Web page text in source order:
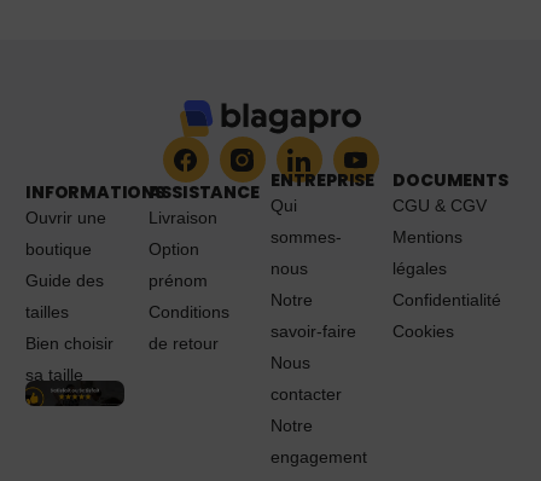
INFORMATIONS
Ouvrir une
boutique
Guide des
tailles
Bien choisir
sa taille
ASSISTANCE
Livraison
Option
prénom
Conditions
de retour
ENTREPRISE
Qui
sommes-
nous
Notre
savoir-faire
Nous
contacter
Notre
engagement
DOCUMENTS
CGU & CGV
Mentions
légales
Confidentialité
Cookies